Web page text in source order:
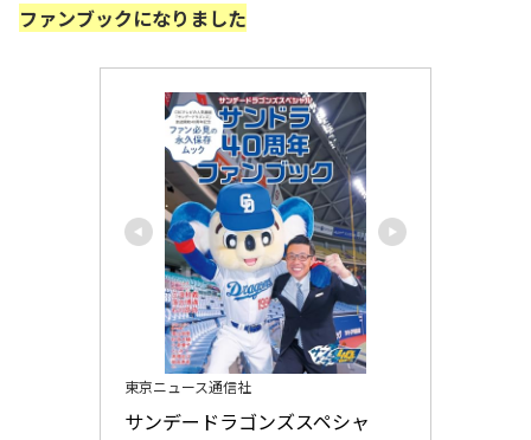
ファンブックになりました
東京ニュース通信社
サンデードラゴンズスペシャ